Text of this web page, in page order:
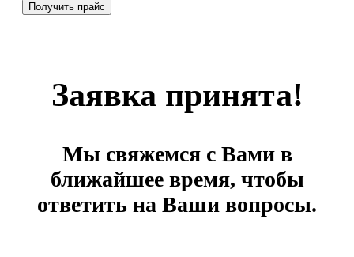
Заявка принята!
Мы свяжемся с Вами в
ближайшее время, чтобы
ответить на Ваши вопросы.